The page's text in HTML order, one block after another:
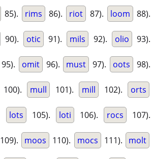
85). rims 86). riot 87). loom 88).
90). otic 91). mils 92). olio 93).
95). omit 96). must 97). oots 98).
100). mull 101). mill 102). orts
lots 105). loti 106). rocs 107).
109). moos 110). mocs 111). molt